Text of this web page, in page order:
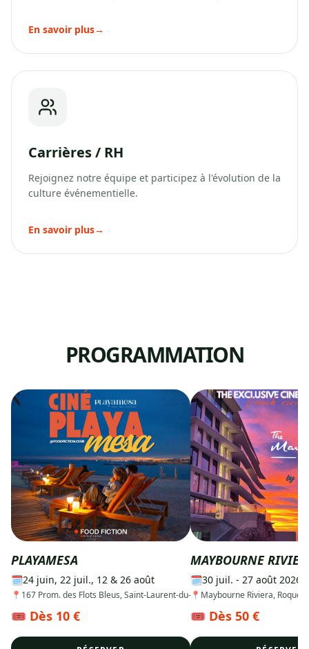
En savoir plus→
Carrières / RH
Rejoignez notre équipe et participez à l'évolution de la
culture événementielle.
En savoir plus→
PROGRAMMATION
PLAYAMESA
🗓24 juin, 22 juil., 12 & 26 août
📍 167 Prom. des Flots Bleus, Saint-Laurent-du-Var
🎟 Dès 10 €
MAYBOURNE
🗓30 juil. - 27 août 2026
📍 Maybourne Riviera,
🎟 Dès 50 €